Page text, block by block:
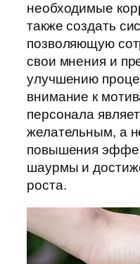
необходимые
также создать
позволяющую
свои мнения и
улучшению
внимание к
персонала
желательным, а
повышения
шаурмы и
роста.